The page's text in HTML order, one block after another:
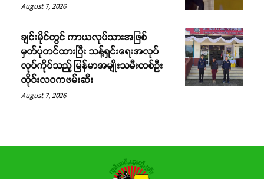
August 7, 2026
ချင်းမိုင်တွင် ကာယလုပ်သားအဖြစ်
မှတ်ပုံတင်ထားပြီး သန့်ရှင်းရေးအလုပ်
လုပ်ကိုင်သည့် မြန်မာအမျိုးသမီးတစ်ဦး
ထိုင်းလဝကဖမ်းဆီး
August 7, 2026